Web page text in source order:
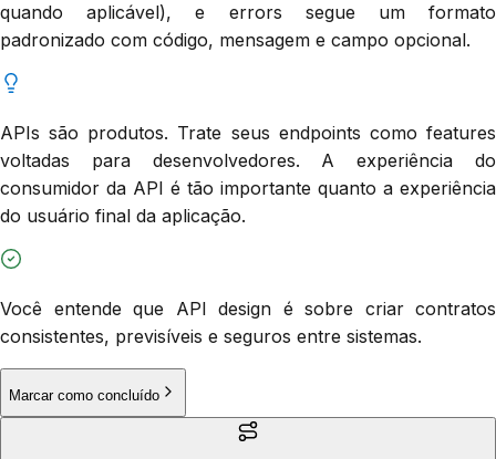
quando aplicável), e errors segue um formato
padronizado com código, mensagem e campo opcional.
APIs são produtos. Trate seus endpoints como features
voltadas para desenvolvedores. A experiência do
consumidor da API é tão importante quanto a experiência
do usuário final da aplicação.
Você entende que API design é sobre criar contratos
consistentes, previsíveis e seguros entre sistemas.
Marcar como concluído